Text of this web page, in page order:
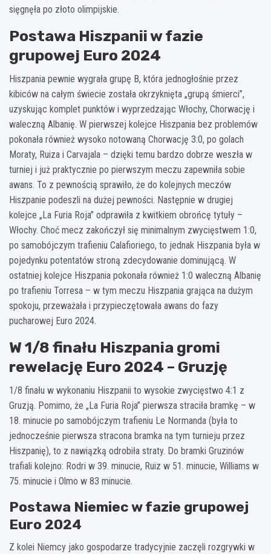
sięgnęła po złoto olimpijskie.
Postawa Hiszpanii w fazie
grupowej Euro 2024
Hiszpania pewnie wygrała grupę B, która jednogłośnie przez
kibiców na całym świecie została okrzyknięta „grupą śmierci”,
uzyskując komplet punktów i wyprzedzając Włochy, Chorwację i
waleczną Albanię. W pierwszej kolejce Hiszpania bez problemów
pokonała również wysoko notowaną Chorwację 3:0, po golach
Moraty, Ruiza i Carvajala – dzięki temu bardzo dobrze weszła w
turniej i już praktycznie po pierwszym meczu zapewniła sobie
awans. To z pewnością sprawiło, że do kolejnych meczów
Hiszpanie podeszli na dużej pewności. Następnie w drugiej
kolejce „La Furia Roja” odprawiła z kwitkiem obrońcę tytuły –
Włochy. Choć mecz zakończył się minimalnym zwycięstwem 1:0,
po samobójczym trafieniu Calafioriego, to jednak Hiszpania była w
pojedynku potentatów stroną zdecydowanie dominującą. W
ostatniej kolejce Hiszpania pokonała również 1:0 waleczną Albanię
po trafieniu Torresa – w tym meczu Hiszpania grająca na dużym
spokoju, przeważała i przypieczętowała awans do fazy
pucharowej Euro 2024.
W 1/8 finału Hiszpania gromi
rewelację Euro 2024 – Gruzję
1/8 finału w wykonaniu Hiszpanii to wysokie zwycięstwo 4:1 z
Gruzją. Pomimo, że „La Furia Roja” pierwsza straciła bramkę – w
18. minucie po samobójczym trafieniu Le Normanda (była to
jednocześnie pierwsza stracona bramka na tym turnieju przez
Hiszpanię), to z nawiązką odrobiła straty. Do bramki Gruzinów
trafiali kolejno: Rodri w 39. minucie, Ruiz w 51. minucie, Williams w
75. minucie i Olmo w 83 minucie.
Postawa Niemiec w fazie grupowej
Euro 2024
Z kolei Niemcy jako gospodarze tradycyjnie zaczęli rozgrywki w